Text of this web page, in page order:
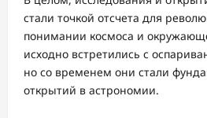
стали точкой отсчета для
понимании космоса и
исходно встретились с
но со временем они стали
открытий в астрономии.